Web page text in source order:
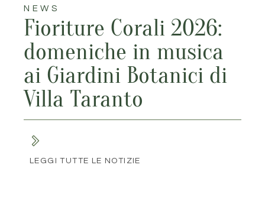
NEWS
Fioriture Corali 2026:
domeniche in musica
ai Giardini Botanici di
Villa Taranto
LEGGI TUTTE LE NOTIZIE